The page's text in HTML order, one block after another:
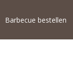
Barbecue bestellen